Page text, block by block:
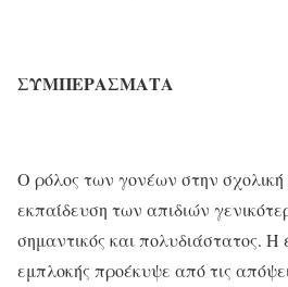
ΣΥΜΠΕΡΑΣΜΑΤΑ
Ο ρόλος των γονέων στην σχολική
εκπαίδευση των απιδιών
σημαντικός και πολυδιάστατος. Η
εμπλοκής προέκυψε από τις